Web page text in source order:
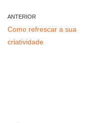
ANTERIOR
Como refrescar a sua
criatividade